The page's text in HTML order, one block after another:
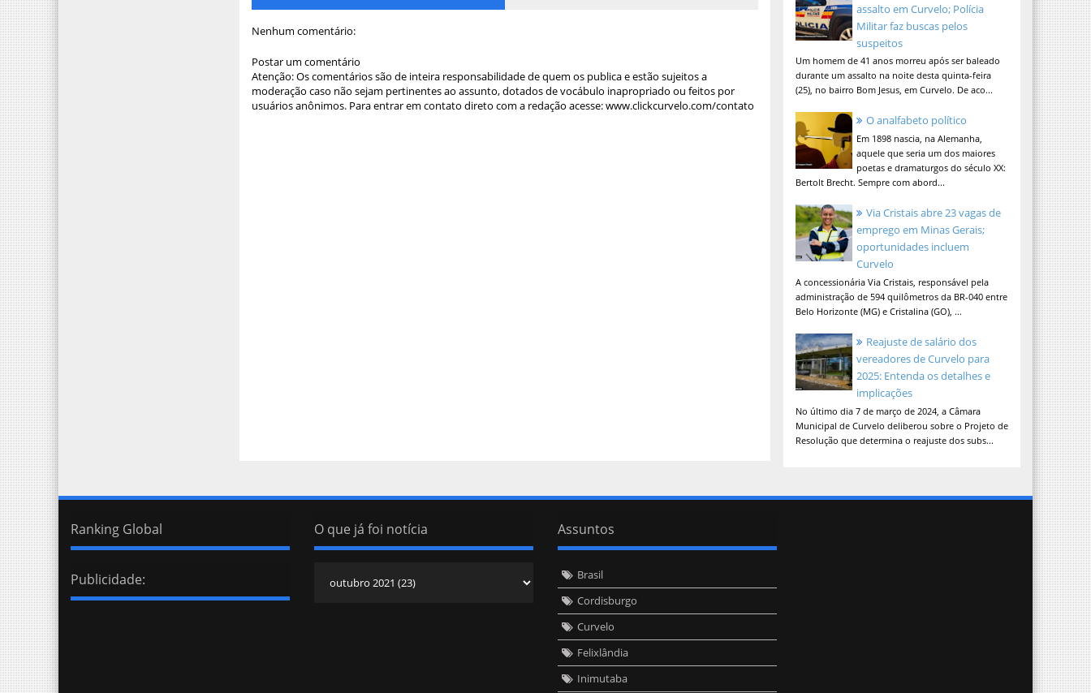
Nenhum comentário:
Postar um comentário
Atenção: Os comentários são de inteira responsabilidade de quem os publica e estão sujeitos a
moderação caso não sejam pertinentes ao assunto, dotados de vocábulo inapropriado ou feitos por
usuários anônimos. Para entrar em contato direto com a redação acesse: www.clickcurvelo.com/contato
assalto em Curvelo; Polícia
Militar faz buscas pelos
suspeitos
Um homem de 41 anos morreu após ser baleado
durante um assalto na noite desta quinta-feira
(25), no bairro Bom Jesus, em Curvelo. De aco...
O analfabeto político
Em 1898 nascia, na Alemanha,
aquele que seria um dos maiores
poetas e dramaturgos do século XX:
Bertolt Brecht. Sempre com abord...
Via Cristais abre 23 vagas de
emprego em Minas Gerais;
oportunidades incluem
Curvelo
A concessionária Via Cristais, responsável pela
administração de 594 quilômetros da BR-040 entre
Belo Horizonte (MG) e Cristalina (GO), ...
Reajuste de salário dos
vereadores de Curvelo para
2025: Entenda os detalhes e
implicações
No último dia 7 de março de 2024, a Câmara
Municipal de Curvelo deliberou sobre o Projeto de
Resolução que determina o reajuste dos subs...
Ranking Global
Publicidade:
O que já foi notícia Assuntos
Brasil
Cordisburgo
Curvelo
Felixlândia
Inimutaba